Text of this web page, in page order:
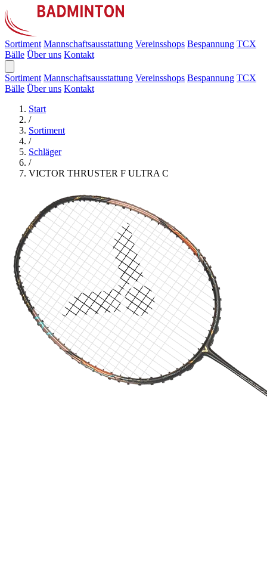
Sortiment Mannschaftsausstattung Vereinsshops Bespannung TCX
Bälle Über uns Kontakt
Sortiment Mannschaftsausstattung Vereinsshops Bespannung TCX
Bälle Über uns Kontakt
Start
/
Sortiment
/
Schläger
/
VICTOR THRUSTER F ULTRA C